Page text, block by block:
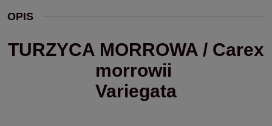
OPIS
TURZYCA MORROWA / Carex
morrowii
Variegata